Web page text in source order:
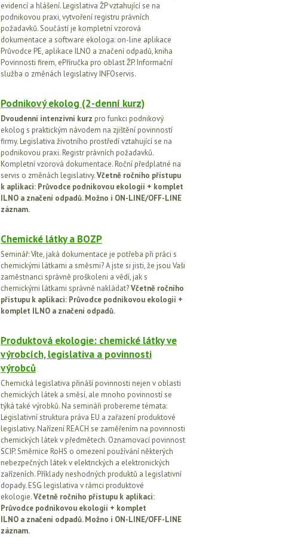
evidencí a hlášení. Legislativa ŽP vztahující se na
podnikovou praxi, vytvoření registru právních
požadavků. Součástí je kompletní vzorová
dokumentace a software ekologa: on-line aplikace
Průvodce PE, aplikace ILNO a značení odpadů, kniha
Povinnosti firem, ePříručka pro oblast ŽP. Informační
služba o změnách legislativy INFOservis.
Podnikový ekolog (2-denní kurz)
Dvoudenní intenzivní kurz pro funkci podnikový
ekolog s praktickým návodem na zjištění povinností
firmy. Legislativa životního prostředí vztahující se na
podnikovou praxi. Registr právních požadavků.
Kompletní vzorová dokumentace. Roční předplatné na
servis o změnách legislativy.Včetně ročního přístupu
k aplikaci: Průvodce podnikovou ekologií + komplet
ILNO a značení odpadů. Možno i ON-LINE/OFF-LINE
záznam.
Chemické látky a BOZP
Seminář: Víte, jaká dokumentace je potřeba při práci s
chemickými látkami a směsmi? A jste si jisti, že jsou Vaši
zaměstnanci správně proškoleni a vědí, jak s
chemickými látkami správně nakládat?Včetně ročního
přístupu k aplikaci: Průvodce podnikovou ekologií +
komplet ILNO a značení odpadů.
Produktová ekologie: chemické látky ve
výrobcích, legislativa a povinnosti
výrobců
Chemická legislativa přináší povinnosti nejen v oblasti
chemických látek a směsí, ale mnoho povinností se
týká také výrobků. Na semináři probereme témata:
Legislativní struktura práva EU a zařazení produktové
legislativy. Nařízení REACH se zaměřením na povinnosti
chemických látek v předmětech. Oznamovací povinnost
SCIP. Směrnice RoHS o omezení používání některých
nebezpečných látek v elektrických a elektronických
zařízeních. Příklady neshodných produktů a legislativní
dopady. ESG legislativa v rámci produktové
ekologie.Včetně ročního přístupu k aplikaci:
Průvodce podnikovou ekologií + komplet
ILNO a značení odpadů. Možno i ON-LINE/OFF-LINE
záznam.